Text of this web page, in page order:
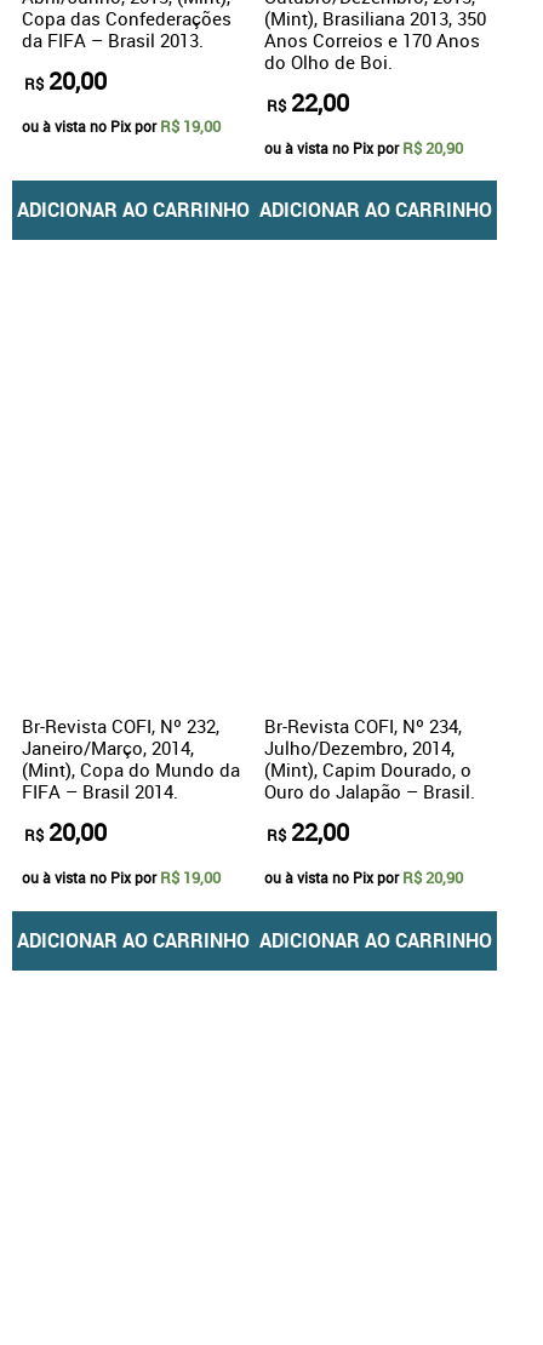
Copa das Confederações
da FIFA – Brasil 2013.
R$ 20,00
ou à vista no Pix porR$ 19,00
ADICIONAR AO CARRINHO
(Mint), Brasiliana 2013, 350
Anos Correios e 170 Anos
do Olho de Boi.
R$ 22,00
ou à vista no Pix porR$ 20,90
ADICIONAR AO CARRINHO
Br-Revista COFI, Nº 232,
Janeiro/Março, 2014,
(Mint), Copa do Mundo da
FIFA – Brasil 2014.
R$ 20,00
ou à vista no Pix porR$ 19,00
ADICIONAR AO CARRINHO
Br-Revista COFI, Nº 234,
Julho/Dezembro, 2014,
(Mint), Capim Dourado, o
Ouro do Jalapão – Brasil.
R$ 22,00
ou à vista no Pix porR$ 20,90
ADICIONAR AO CARRINHO